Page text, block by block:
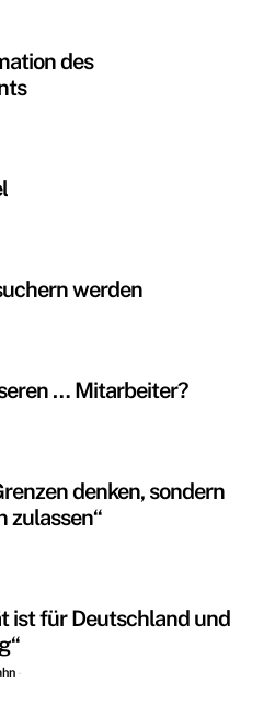
des
werden
… Mitarbeiter?
denken, sondern
zulassen“
ist für Deutschland und
-